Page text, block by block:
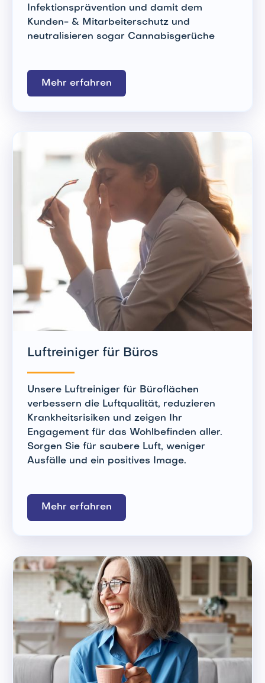
Infektionsprävention und damit dem
Kunden- & Mitarbeiterschutz und
neutralisieren sogar Cannabisgerüche
Mehr erfahren
Luftreiniger für Büros
Unsere Luftreiniger für Büroflächen
verbessern die Luftqualität, reduzieren
Krankheitsrisiken und zeigen Ihr
Engagement für das Wohlbefinden aller.
Sorgen Sie für saubere Luft, weniger
Ausfälle und ein positives Image.
Mehr erfahren